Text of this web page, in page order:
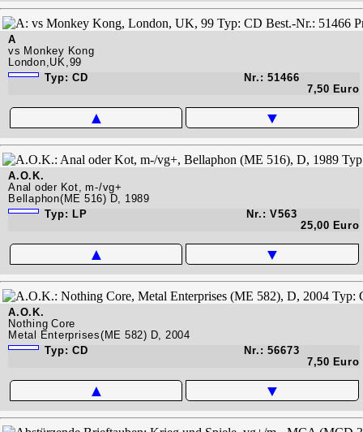
A
vs Monkey Kong
London,UK,99
Typ: CD
Nr.: 51466
7,50 Euro
▲ ▼
A.O.K.
Anal oder Kot, m-/vg+
Bellaphon(ME 516) D, 1989
Typ: LP
Nr.: V563
25,00 Euro
▲ ▼
A.O.K.
Nothing Core
Metal Enterprises(ME 582) D, 2004
Typ: CD
Nr.: 56673
7,50 Euro
▲ ▼